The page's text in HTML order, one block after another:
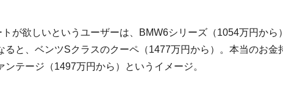
が欲しいというユーザーは、BMW6シリーズ（1054万円から
ると、ベンツSクラスのクーペ（1477万円から）。本当のお金
テージ（1497万円から）というイメージ。